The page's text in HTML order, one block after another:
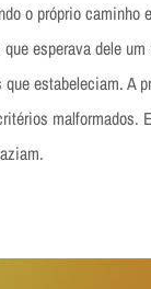
o próprio caminho
esperava dele
estabeleciam. A
malformados.